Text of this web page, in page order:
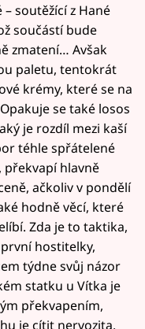
soutěžící z Hané
součástí bude
zmatení… Avšak
paletu, tentokrát
krémy, které se na
se také losos
je rozdíl mezi kaší
téhle spřátelené
překvapí hlavně
ačkoliv v pondělí
hodně věcí, které
Zda je to taktika,
hostitelky,
týdne svůj názor
statku u Vítka je
překvapením,
je cítit nervozita.